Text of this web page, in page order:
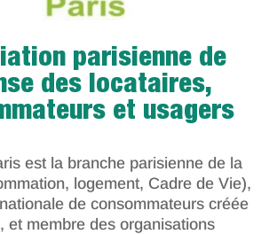
parisienne de
des locataires,
et usagers
est la branche parisienne de la
logement, Cadre de Vie),
de consommateurs créée
et membre des organisations